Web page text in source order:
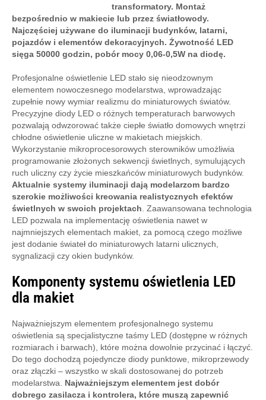
transformatory. Montaż
bezpośrednio w makiecie lub przez światłowody.
Najczęściej używane do iluminacji budynków, latarni,
pojazdów i elementów dekoracyjnych. Żywotność LED
sięga 50000 godzin, pobór mocy 0,06-0,5W na diodę.
Profesjonalne oświetlenie LED stało się nieodzownym
elementem nowoczesnego modelarstwa, wprowadzając
zupełnie nowy wymiar realizmu do miniaturowych światów.
Precyzyjne diody LED o różnych temperaturach barwowych
pozwalają odwzorować także ciepłe światło domowych wnętrzi
chłodne oświetlenie uliczne w makietach miejskich.
Wykorzystanie mikroprocesorowych sterowników umożliwia
programowanie złożonych sekwencji świetlnych, symulujących
ruch uliczny czy życie mieszkańców miniaturowych budynków.
Aktualnie systemy iluminacji dają modelarzom bardzo
szerokie możliwości kreowania realistycznych efektów
świetlnych w swoich projektach . Zaawansowana technologia
LED pozwala na implementację oświetlenia nawet w
najmniejszych elementach makiet, za pomocą czego możliwe
jest dodanie świateł do miniaturowych latarni ulicznych,
sygnalizacji czy okien budynków.
Komponenty systemu oświetlenia LED
dla makiet
Najważniejszym elementem profesjonalnego systemu
oświetlenia są specjalistyczne taśmy LED (dostępne w różnych
rozmiarach i barwach), które można dowolnie przycinać i łączyć.
Do tego dochodzą pojedyncze diody punktowe, mikroprzewody
oraz złączki – wszystko w skali dostosowanej do potrzeb
modelarstwa. Najważniejszym elementem jest dobór
dobrego zasilacza i kontrolera, które muszą zapewnić